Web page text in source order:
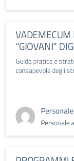
VADEMECUM
“GIOVANI”
Guida pratica e
consapevole degli
Personale